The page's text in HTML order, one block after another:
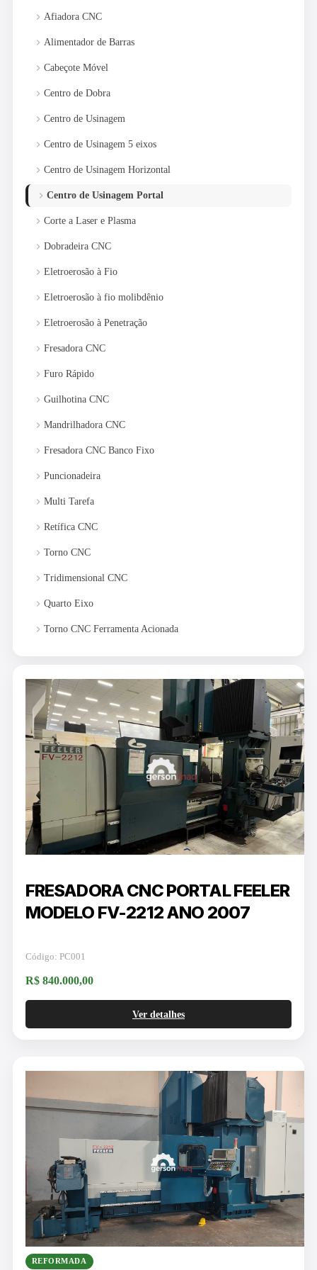
keyboard_arrow_right Afiadora CNC
keyboard_arrow_right Alimentador de Barras
keyboard_arrow_right Cabeçote Móvel
keyboard_arrow_right Centro de Dobra
keyboard_arrow_right Centro de Usinagem
keyboard_arrow_right Centro de Usinagem 5 eixos
keyboard_arrow_right Centro de Usinagem Horizontal
keyboard_arrow_right Centro de Usinagem Portal
keyboard_arrow_right Corte a Laser e Plasma
keyboard_arrow_right Dobradeira CNC
keyboard_arrow_right Eletroerosão à Fio
keyboard_arrow_right Eletroerosão à fio molibdênio
keyboard_arrow_right Eletroerosão à Penetração
keyboard_arrow_right Fresadora CNC
keyboard_arrow_right Furo Rápido
keyboard_arrow_right Guilhotina CNC
keyboard_arrow_right Mandrilhadora CNC
keyboard_arrow_right Fresadora CNC Banco Fixo
keyboard_arrow_right Puncionadeira
keyboard_arrow_right Multi Tarefa
keyboard_arrow_right Retífica CNC
keyboard_arrow_right Torno CNC
keyboard_arrow_right Tridimensional CNC
keyboard_arrow_right Quarto Eixo
keyboard_arrow_right Torno CNC Ferramenta Acionada
FRESADORA CNC PORTAL FEELER
MODELO FV-2212 ANO 2007
Código: PC001
R$ 840.000,00
Ver detalhes
REFORMADA